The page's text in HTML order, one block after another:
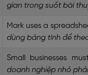
gian trong suốt bài
Mark uses a
dùng bảng tính để
Small businesses
doanh nghiệp nhỏ